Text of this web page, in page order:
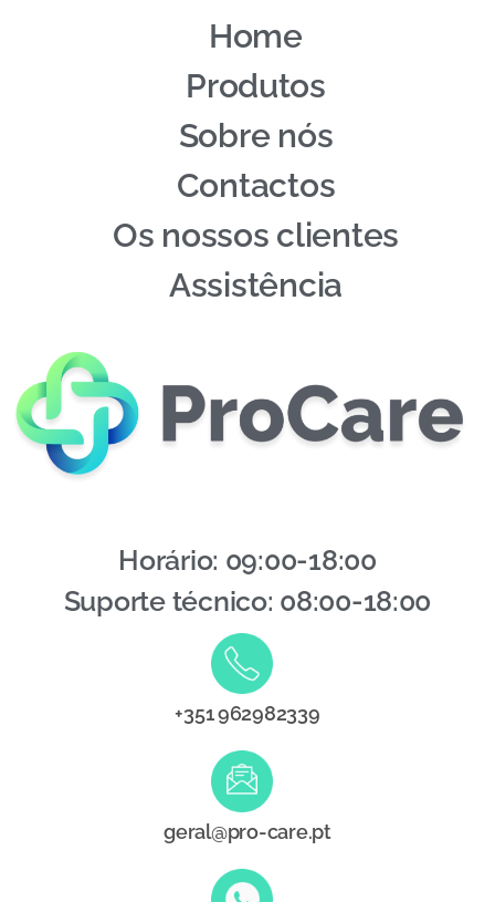
Home
Produtos
Sobre nós
Contactos
Os nossos clientes
Assistência
Horário: 09:00-18:00
Suporte técnico: 08:00-18:00
+351 962982339
geral@pro-care.pt